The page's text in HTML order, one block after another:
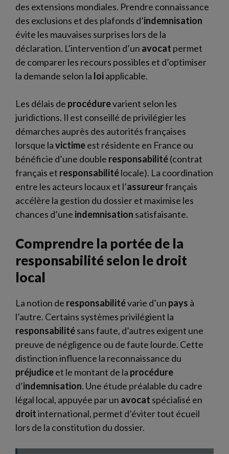
des extensions mondiales. Prendre connaissance
des exclusions et des plafonds d’indemnisation
évite les mauvaises surprises lors de la
déclaration. L’intervention d’un avocat permet
de comparer les recours possibles et d’optimiser
la demande selon la loiapplicable.
Les délais de procédurevarient selon les
juridictions. Il est conseillé de privilégier les
démarches auprès des autorités françaises
lorsque lavictimeest résidente en France ou
bénéficie d’une double responsabilité(contrat
français et responsabilitélocale). La coordination
entre les acteurs locaux et l’assureurfrançais
accélère la gestion du dossier et maximise les
chances d’une indemnisation satisfaisante.
Comprendre la portée de la
responsabilité selon le droit
local
La notion de responsabilitévarie d’un pays à
l’autre. Certains systèmes privilégient la
responsabilitésans faute, d’autres exigent une
preuve de négligence ou de faute lourde. Cette
distinction influence la reconnaissance du
préjudiceet le montant de la procédure
d’indemnisation. Une étude préalable du cadre
légal local, appuyée par un avocat spécialisé en
droitinternational, permet d’éviter tout écueil
lors de la constitution du dossier.